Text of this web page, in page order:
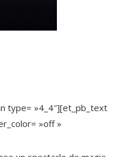
type= »4_4″][et_pb_text
»off »